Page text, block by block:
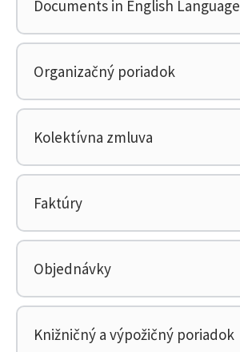
Documents in English Language
Organizačný poriadok
Kolektívna zmluva
Faktúry
Objednávky
Knižničný a výpožičný poriadok